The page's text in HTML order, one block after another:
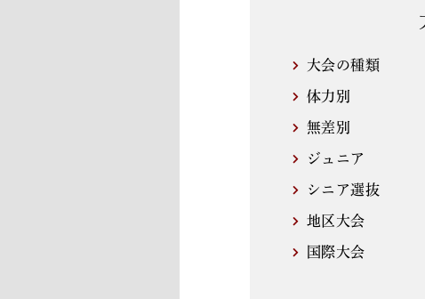
大会の種類
体力別
無差別
ジュニア
シニア選抜
地区大会
国際大会